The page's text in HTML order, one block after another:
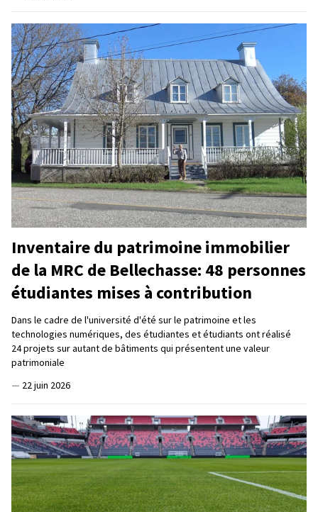
Inventaire du patrimoine immobilier
de la MRC de Bellechasse: 48 personnes
étudiantes mises à contribution
Dans le cadre de l'université d'été sur le patrimoine et les
technologies numériques, des étudiantes et étudiants ont réalisé
24 projets sur autant de bâtiments qui présentent une valeur
patrimoniale
— 22 juin 2026